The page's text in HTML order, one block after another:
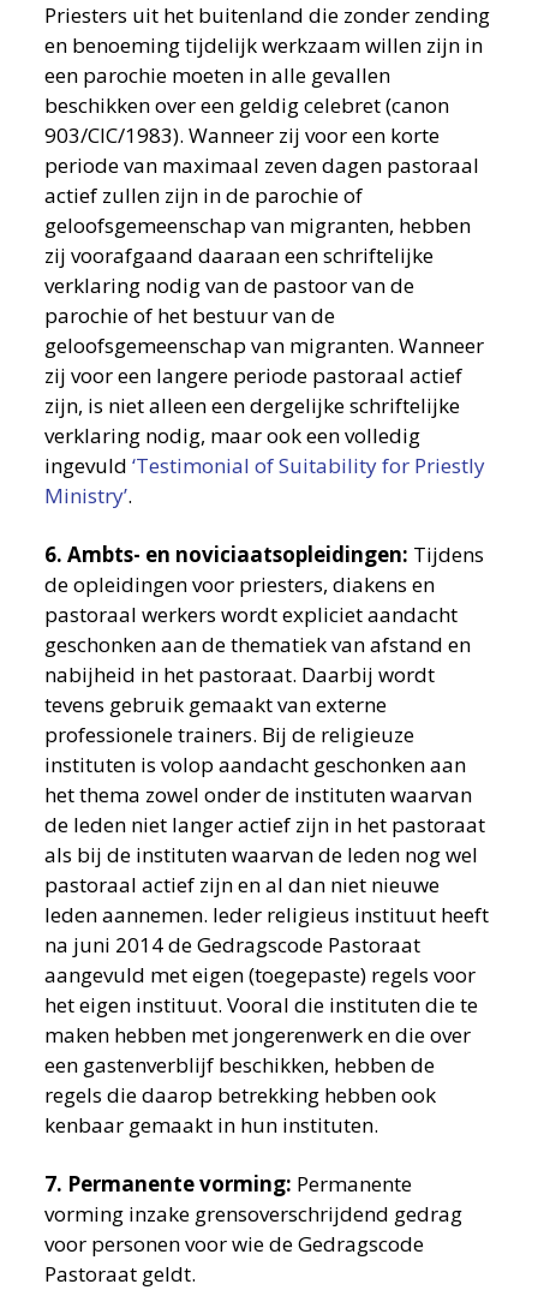
Priesters uit het buitenland die zonder zending
en benoeming tijdelijk werkzaam willen zijn in
een parochie moeten in alle gevallen
beschikken over een geldig celebret (canon
903/CIC/1983). Wanneer zij voor een korte
periode van maximaal zeven dagen pastoraal
actief zullen zijn in de parochie of
geloofsgemeenschap van migranten, hebben
zij voorafgaand daaraan een schriftelijke
verklaring nodig van de pastoor van de
parochie of het bestuur van de
geloofsgemeenschap van migranten. Wanneer
zij voor een langere periode pastoraal actief
zijn, is niet alleen een dergelijke schriftelijke
verklaring nodig, maar ook een volledig
ingevuld‘Testimonial of Suitability for Priestly
Ministry’.
6. Ambts- en noviciaatsopleidingen: Tijdens
de opleidingen voor priesters, diakens en
pastoraal werkers wordt expliciet aandacht
geschonken aan de thematiek van afstand en
nabijheid in het pastoraat. Daarbij wordt
tevens gebruik gemaakt van externe
professionele trainers. Bij de religieuze
instituten is volop aandacht geschonken aan
het thema zowel onder de instituten waarvan
de leden niet langer actief zijn in het pastoraat
als bij de instituten waarvan de leden nog wel
pastoraal actief zijn en al dan niet nieuwe
leden aannemen. Ieder religieus instituut heeft
na juni 2014 de Gedragscode Pastoraat
aangevuld met eigen (toegepaste) regels voor
het eigen instituut. Vooral die instituten die te
maken hebben met jongerenwerk en die over
een gastenverblijf beschikken, hebben de
regels die daarop betrekking hebben ook
kenbaar gemaakt in hun instituten.
7. Permanente vorming: Permanente
vorming inzake grensoverschrijdend gedrag
voor personen voor wie de Gedragscode
Pastoraat geldt.